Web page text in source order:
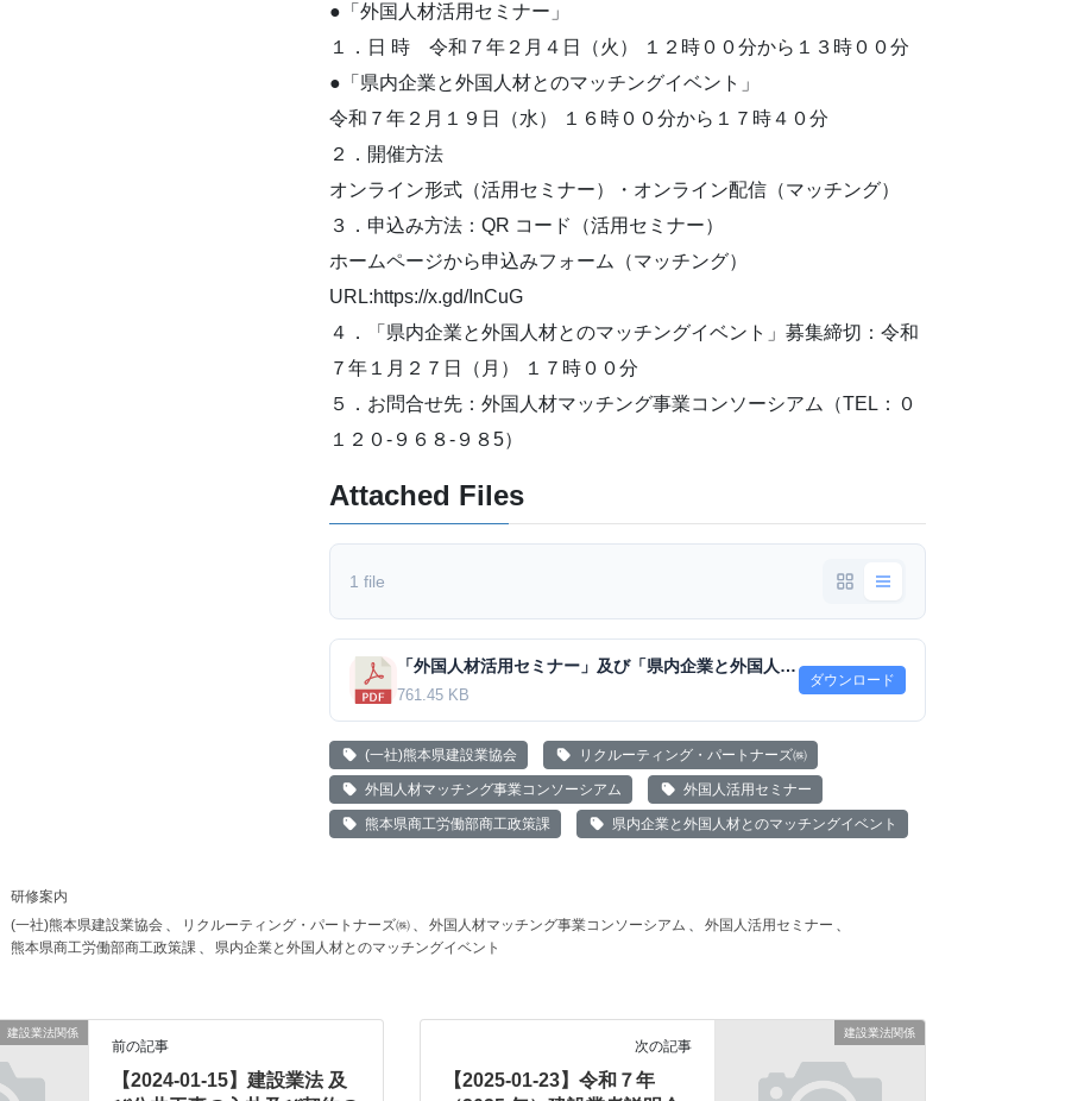
●「外国人材活用セミナー」
１．日 時 令和７年２月４日（火） １２時００分から１３時００分
●「県内企業と外国人材とのマッチングイベント」
令和７年２月１９日（水） １６時００分から１７時４０分
２．開催方法
オンライン形式（活用セミナー）・オンライン配信（マッチング）
３．申込み方法：QR コード（活用セミナー）
ホームページから申込みフォーム（マッチング）
URL:https://x.gd/InCuG
４．「県内企業と外国人材とのマッチングイベント」募集締切：令和
７年１月２７日（月） １７時００分
５．お問合せ先：外国人材マッチング事業コンソーシアム（TEL：０
１２０-９６８-９８5）
Attached Files
1 file
「外国人材活用セミナー」及び「県内企業と外国人材とのマッチング.pdf
761.45 KB
ダウンロード
(一社)熊本県建設業協会 リクルーティング・パートナーズ㈱
外国人材マッチング事業コンソーシアム 外国人活用セミナー
熊本県商工労働部商工政策課 県内企業と外国人材とのマッチングイベント
研修案内
(一社)熊本県建設業協会 、 リクルーティング・パートナーズ㈱ 、 外国人材マッチング事業コンソーシアム 、 外国人活用セミナー 、
熊本県商工労働部商工政策課 、 県内企業と外国人材とのマッチングイベント
建設業法関係
前の記事
【2024-01-15】建設業法 及
建設業法関係
次の記事
【2025-01-23】令和７年